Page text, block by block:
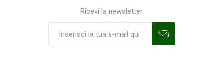
Ricevi la newsletter